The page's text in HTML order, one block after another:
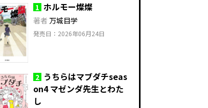
1 ホルモー燦燦
著者 万城目学
発売日：2026年06月24日
2 うちらはマブダチseas
on4 マゼンダ先生とわた
し